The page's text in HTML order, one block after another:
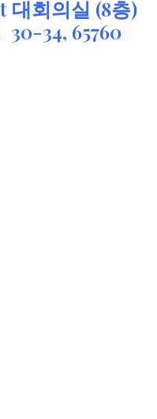
대회의실 (8층)
34, 65760